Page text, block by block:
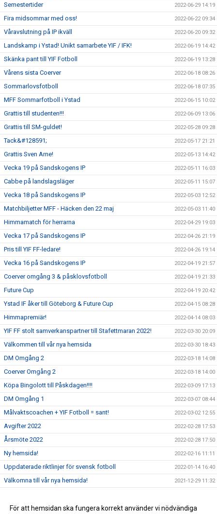
Semestertider 2022-06-29 14:19
Fira midsommar med oss! 2022-06-22 09:34
Våravslutning på IP ikväll 2022-06-20 09:32
Landskamp i Ystad! Unikt samarbete YIF / IFK! 2022-06-19 14:42
Skänka pant till YIF Fotboll 2022-06-19 13:28
Vårens sista Coerver 2022-06-18 08:26
Sommarlovsfotboll 2022-06-18 07:35
MFF Sommarfotboll i Ystad 2022-06-15 10:02
Grattis till studenten!!! 2022-06-09 13:06
Grattis till SM-guldet! 2022-05-28 09:28
Tack&#128591; 2022-05-17 21:21
Grattis Sven Arne! 2022-05-13 14:42
Vecka 19 på Sandskogens IP 2022-05-11 16:03
Cabbe på landslagsläger 2022-05-11 15:07
Vecka 18 på Sandskogens IP 2022-05-03 12:52
Matchbiljetter MFF - Häcken den 22 maj 2022-05-03 11:40
Himmamatch för herrarna 2022-04-29 19:03
Vecka 17 på Sandskogens IP 2022-04-26 21:19
Pris till YIF FF-ledare! 2022-04-26 19:14
Vecka 16 på Sandskogens IP 2022-04-19 21:57
Coerver omgång 3 & påsklovsfotboll 2022-04-19 21:33
Future Cup 2022-04-19 20:42
Ystad IF åker till Göteborg & Future Cup 2022-04-15 08:28
Himmapremiär! 2022-04-14 08:03
YIF FF stolt samverkanspartner till Stafettmaran 2022! 2022-03-30 20:09
Välkommen till vår nya hemsida 2022-03-30 18:43
DM Omgång 2 2022-03-18 14:08
Coerver Omgång 2 2022-03-18 14:00
Köpa Bingolott till Påskdagen!!!! 2022-03-09 17:13
DM Omgång 1 2022-03-07 08:44
Målvaktscoachen + YIF Fotboll = sant! 2022-03-02 12:55
Avgifter 2022 2022-02-28 17:53
Årsmöte 2022 2022-02-28 17:50
Ny hemsida! 2022-02-16 11:11
Uppdaterade riktlinjer för svensk fotboll 2022-01-14 16:40
Välkomna till vår nya hemsida! 2021-12-29 11:32
Sommaren räddad 2021-06-23 15:32
För att hemsidan ska fungera korrekt använder vi nödvändiga